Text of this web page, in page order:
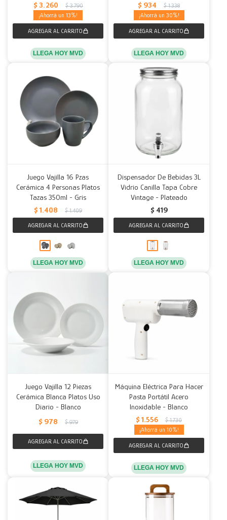
$ 3.260 $ 3.790
13
LLEGA HOY MVD
$ 934 $ 1.338
30
LLEGA HOY MVD
Juego Vajilla 16 Pzas
Cerámica 4 Personas Platos
Tazas 350ml - Gris
$ 1.408 $ 1.409
LLEGA HOY MVD
Dispensador De Bebidas 3L
Vidrio Canilla Tapa Cobre
Vintage - Plateado
$ 419
LLEGA HOY MVD
Juego Vajilla 12 Piezas
Cerámica Blanca Platos Uso
Diario - Blanco
$ 978 $ 979
LLEGA HOY MVD
Máquina Eléctrica Para Hacer
Pasta Portátil Acero
Inoxidable - Blanco
$ 1.556 $ 1.730
10
LLEGA HOY MVD